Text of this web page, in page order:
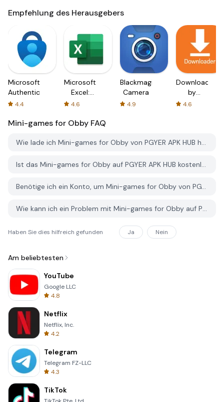
Empfehlung des Herausgebers
Microsoft
Authenticator
4.4
Microsoft
Excel:
Spreadsheets
4.6
Blackmagic
Camera
4.9
Downloader
by
AFTVnews
4.6
Mini-games for Obby FAQ
Wie lade ich Mini-games for Obby von PGYER APK HUB herunter?
Ist das Mini-games for Obby auf PGYER APK HUB kostenlos zum Download?
Benötige ich ein Konto, um Mini-games for Obby von PGYER APK HUB herunterzuladen?
Wie kann ich ein Problem mit Mini-games for Obby auf PGYER APK HUB melden?
Haben Sie dies hilfreich gefunden Ja Nein
Am beliebtesten
YouTube
Google LLC
4.8
Netflix
Netflix, Inc.
4.2
Telegram
Telegram FZ-LLC
4.3
TikTok